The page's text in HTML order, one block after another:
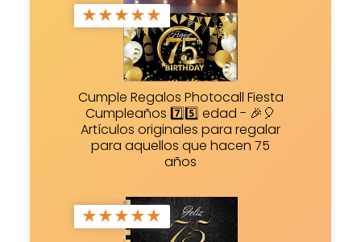
★★★★★
Cumple Regalos Photocall Fiesta
Cumpleaños 7️⃣5️⃣ edad - 🎉🎈
Artículos originales para regalar
para aquellos que hacen 75
años
★★★★★